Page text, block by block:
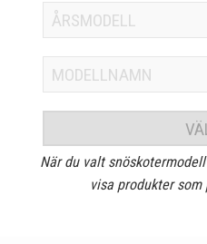
När du valt
visa produkter